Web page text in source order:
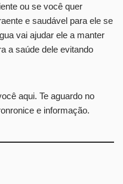
ou se você quer
e saudável para ele se
vai ajudar ele a manter
a saúde dele evitando
aqui. Te aguardo no
e informação.